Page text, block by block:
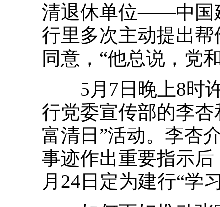
清退休单位——中国
行里多次主动提出
同意，“他总说，党
5月7日晚上8时许
行党委宣传部的李
富清日”活动。李杏
事迹作出重要指示
月24日定为建行“学